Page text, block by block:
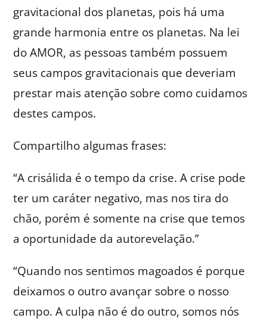
gravitacional dos planetas, pois há uma
grande harmonia entre os planetas. Na lei
do AMOR, as pessoas também possuem
seus campos gravitacionais que deveriam
prestar mais atenção sobre como cuidamos
destes campos.
Compartilho algumas frases:
“A crisálida é o tempo da crise. A crise pode
ter um caráter negativo, mas nos tira do
chão, porém é somente na crise que temos
a oportunidade da autorevelação.”
“Quando nos sentimos magoados é porque
deixamos o outro avançar sobre o nosso
campo. A culpa não é do outro, somos nós